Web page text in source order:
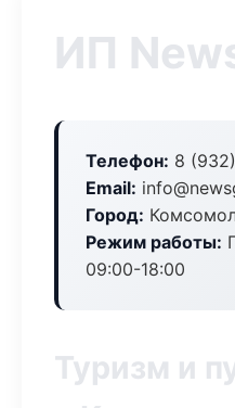
ИП
Телефон: 8
Email:
Город:
Режим работы:
09:00-18:00
Туризм и